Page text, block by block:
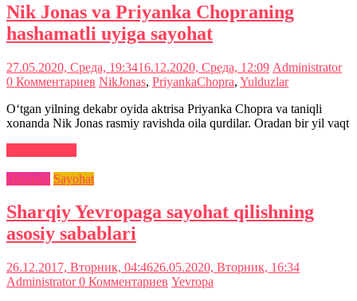
Nik Jonas va Priyanka Chopraning
hashamatli uyiga sayohat
27.05.2020, Среда, 19:3416.12.2020, Среда, 12:09 Administrator
0 Комментариев NikJonas, PriyankaChopra, Yulduzlar
O‘tgan yilning dekabr oyida aktrisa Priyanka Chopra va taniqli
xonanda Nik Jonas rasmiy ravishda oila qurdilar. Oradan bir yil vaqt
Qiziqarli Sayohat
Sharqiy Yevropaga sayohat qilishning
asosiy sabablari
26.12.2017, Вторник, 04:4626.05.2020, Вторник, 16:34
Administrator0 Комментариев Yevropa